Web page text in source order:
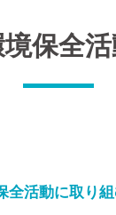
保全
全活動に取り